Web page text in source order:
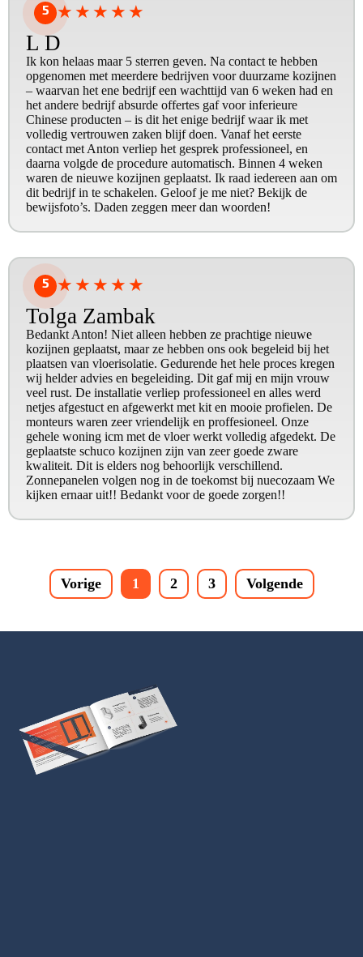
5 ★ ★ ★ ★ ★
L D
Ik kon helaas maar 5 sterren geven. Na contact te hebben
opgenomen met meerdere bedrijven voor duurzame kozijnen
– waarvan het ene bedrijf een wachttijd van 6 weken had en
het andere bedrijf absurde offertes gaf voor inferieure
Chinese producten – is dit het enige bedrijf waar ik met
volledig vertrouwen zaken blijf doen. Vanaf het eerste
contact met Anton verliep het gesprek professioneel, en
daarna volgde de procedure automatisch. Binnen 4 weken
waren de nieuwe kozijnen geplaatst. Ik raad iedereen aan om
dit bedrijf in te schakelen. Geloof je me niet? Bekijk de
bewijsfoto’s. Daden zeggen meer dan woorden!
5 ★ ★ ★ ★ ★
Tolga Zambak
Bedankt Anton! Niet alleen hebben ze prachtige nieuwe
kozijnen geplaatst, maar ze hebben ons ook begeleid bij het
plaatsen van vloerisolatie. Gedurende het hele proces kregen
wij helder advies en begeleiding. Dit gaf mij en mijn vrouw
veel rust. De installatie verliep professioneel en alles werd
netjes afgestuct en afgewerkt met kit en mooie profielen. De
monteurs waren zeer vriendelijk en proffesioneel. Onze
gehele woning icm met de vloer werkt volledig afgedekt. De
geplaatste schuco kozijnen zijn van zeer goede zware
kwaliteit. Dit is elders nog behoorlijk verschillend.
Zonnepanelen volgen nog in de toekomst bij nuecozaam We
kijken ernaar uit!! Bedankt voor de goede zorgen!!
Vorige 1 2 3 Volgende